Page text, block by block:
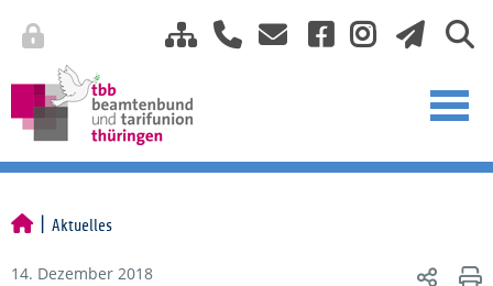
Aktuelles
14. Dezember 2018